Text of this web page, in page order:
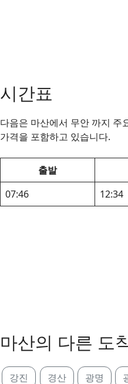
시간표
다음은 마산에서 무안 까지 주
가격을 포함하고 있습니다.
출발
07:46
12:34
마산의 다른 도
강진 경산 광명